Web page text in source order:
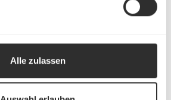
Alle zulassen